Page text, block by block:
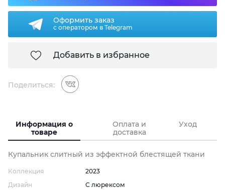
Оформить заказ
с оператором в Telegram
Добавить в избранное
Поделиться:
Информация о
товаре
Оплата и
доставка
Уход
Купальник слитный из эффектной блестящей ткани
Коллекция
2023
Дизайн
С люрексом